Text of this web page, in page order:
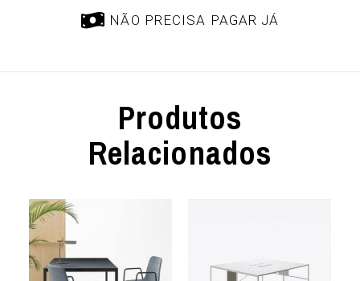
NÃO PRECISA PAGAR JÁ
Produtos
Relacionados